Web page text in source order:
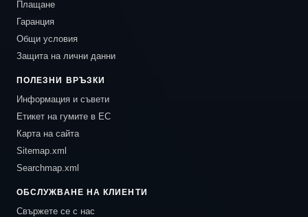
Плащане
Гаранция
Общи условия
Защита на лични данни
ПОЛЕЗНИ ВРЪЗКИ
Информация и съвети
Етикет на гумите в ЕС
Карта на сайта
Sitemap.xml
Searchmap.xml
ОБСЛУЖВАНЕ НА КЛИЕНТИ
Свържете се с нас